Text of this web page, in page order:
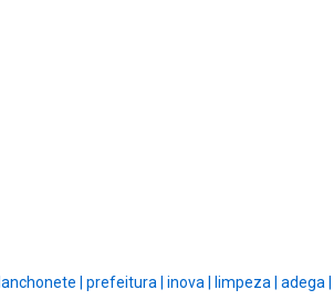
lanchonete | prefeitura | inova | limpeza | adega |